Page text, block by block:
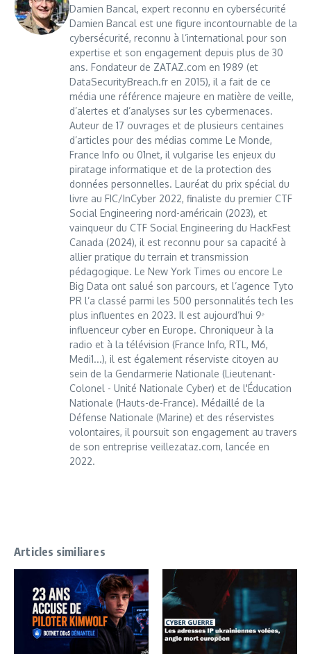
Damien Bancal, expert reconnu en cybersécurité
Damien Bancal est une figure incontournable de la
cybersécurité, reconnu à l’international pour son
expertise et son engagement depuis plus de 30
ans. Fondateur de ZATAZ.com en 1989 (et
DataSecurityBreach.fr en 2015), il a fait de ce
média une référence majeure en matière de veille,
d’alertes et d’analyses sur les cybermenaces.
Auteur de 17 ouvrages et de plusieurs centaines
d’articles pour des médias comme Le Monde,
France Info ou 01net, il vulgarise les enjeux du
piratage informatique et de la protection des
données personnelles. Lauréat du prix spécial du
livre au FIC/InCyber 2022, finaliste du premier CTF
Social Engineering nord-américain (2023), et
vainqueur du CTF Social Engineering du HackFest
Canada (2024), il est reconnu pour sa capacité à
allier pratique du terrain et transmission
pédagogique. Le New York Times ou encore Le
Big Data ont salué son parcours, et l’agence Tyto
PR l’a classé parmi les 500 personnalités tech les
plus influentes en 2023. Il est aujourd’hui 9ᵉ
influenceur cyber en Europe. Chroniqueur à la
radio et à la télévision (France Info, RTL, M6,
Medi1...), il est également réserviste citoyen au
sein de la Gendarmerie Nationale (Lieutenant-
Colonel - Unité Nationale Cyber) et de l'Éducation
Nationale (Hauts-de-France). Médaillé de la
Défense Nationale (Marine) et des réservistes
volontaires, il poursuit son engagement au travers
de son entreprise veillezataz.com, lancée en
2022.
Articles similiares